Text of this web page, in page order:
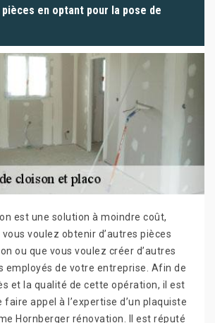
en optant pour la pose de
est une solution à moindre coût,
voulez obtenir d’autres pièces
ou que vous voulez créer d’autres
employés de votre entreprise. Afin de
et la qualité de cette opération, il est
appel à l’expertise d’un plaquiste
Hornberger rénovation. Il est réputé